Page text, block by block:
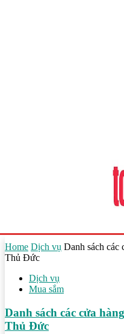
Home Dịch vụ Danh sách các
Thủ Đức
Dịch vụ
Mua sắm
Danh sách các cửa
Thủ Đức